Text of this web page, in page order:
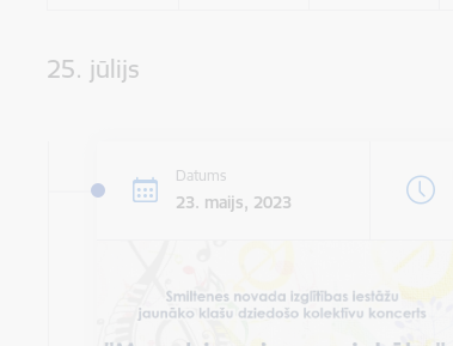
25. jūlijs
Datums
23. maijs, 2023